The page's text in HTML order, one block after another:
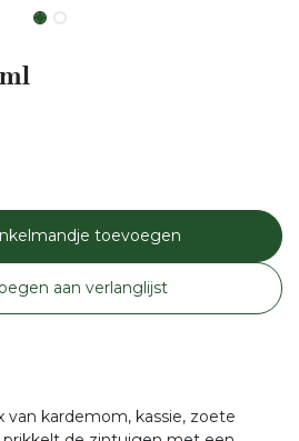
toevoegen
aan verlanglijst
van kardemom, kassie, zoete